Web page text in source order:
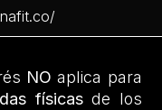
NOaplica para
físicasde los